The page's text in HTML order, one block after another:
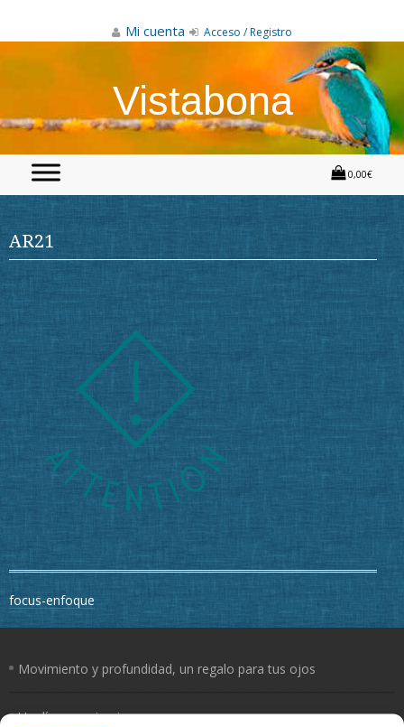
Mi cuenta Acceso / Registro
Vistabona
0,00€
AR21
Navegación
de
focus-enfoque
Movimiento y profundidad, un regalo para tus ojos
Un día con mis ojos